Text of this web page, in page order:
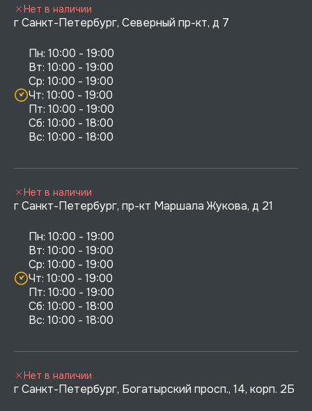
г Санкт-Петербург, Северный пр-кт, д 7
Пн: 10:00 - 19:00
Вт: 10:00 - 19:00
Ср: 10:00 - 19:00
Чт: 10:00 - 19:00
Пт: 10:00 - 19:00
Сб: 10:00 - 18:00
Нет в наличии
г Санкт-Петербург, пр-кт Маршала Жукова, д 21
Пн: 10:00 - 19:00
Вт: 10:00 - 19:00
Ср: 10:00 - 19:00
Чт: 10:00 - 19:00
Пт: 10:00 - 19:00
Сб: 10:00 - 18:00
Нет в наличии
г Санкт-Петербург, Богатырский просп., 14, корп. 2Б
Нет в наличии